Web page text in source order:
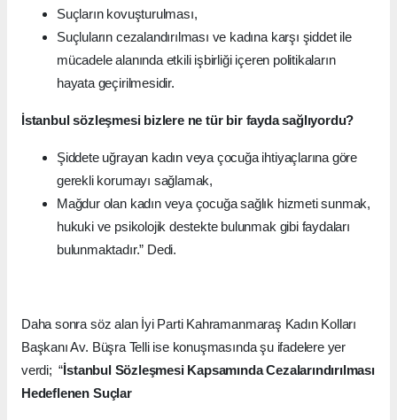
Suçların kovuşturulması,
Suçluların cezalandırılması ve kadına karşı şiddet ile
mücadele alanında etkili işbirliği içeren politikaların
hayata geçirilmesidir.
İstanbul sözleşmesi bizlere ne tür bir fayda sağlıyordu?
Şiddete uğrayan kadın veya çocuğa ihtiyaçlarına göre
gerekli korumayı sağlamak,
Mağdur olan kadın veya çocuğa sağlık hizmeti sunmak,
hukuki ve psikolojik destekte bulunmak gibi faydaları
bulunmaktadır.” Dedi.
Daha sonra söz alan İyi Parti Kahramanmaraş Kadın Kolları
Başkanı Av. Büşra Telli ise konuşmasında şu ifadelere yer
verdi; “İstanbul Sözleşmesi Kapsamında Cezalarındırılması
Hedeflenen Suçlar